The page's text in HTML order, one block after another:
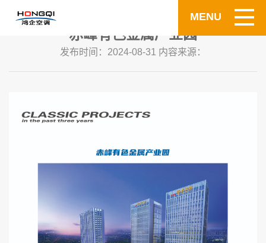
MENU
赤峰有色金属产业园
发布时间：2024-08-31 内容来源：